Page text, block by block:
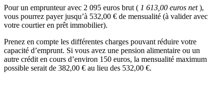
Pour un emprunteur avec 2 095 euros brut ( 1 613,00 euros net),
vous pourrez payer jusqu’à 532,00 € de mensualité (à valider avec
votre courtier en prêt immobilier).
Prenez en compte les différentes charges pouvant réduire votre
capacité d’emprunt. Si vous avez une pension alimentaire ou un
autre crédit en cours d’environ 150 euros, la mensualité maximum
possible serait de 382,00 € au lieu des 532,00 €.